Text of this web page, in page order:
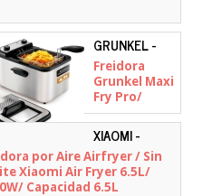
GRUNKEL -
MAXIFRYPRO
Freidora
Grunkel Maxi
Fry Pro/
3000W/
Capacidad
4.2L
XIAOMI -
BHR083NEU
por Aire Airfryer / Sin
Xiaomi Air Fryer 6.5L/
Capacidad 6.5L